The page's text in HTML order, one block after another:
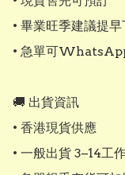
• 畢業旺季建議提
• 急單可
🚚 出貨資訊
• 香港現貨供應
• 一般出貨 3–14工